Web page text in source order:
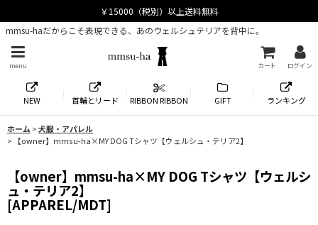
mmsu-haだからこそ表現できる、あのウェルシュテリアを背中に。
menu カート ログイン
NEW 首輪とリード RIBBON RIBBON GIFT ランキング
ホーム>犬服・アパレル
>
【owner】mmsu-ha×MY DOG Tシャツ【ウェルシュ・テリア2】
【owner】mmsu-ha×MY DOG Tシャツ【ウェルシ
ュ・テリア2】
[APPAREL/MDT]